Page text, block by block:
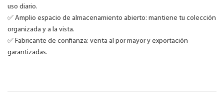
uso diario.
✅ Amplio espacio de almacenamiento abierto: mantiene tu colección
organizada y a la vista.
✅ Fabricante de confianza: venta al por mayor y exportación
garantizadas.